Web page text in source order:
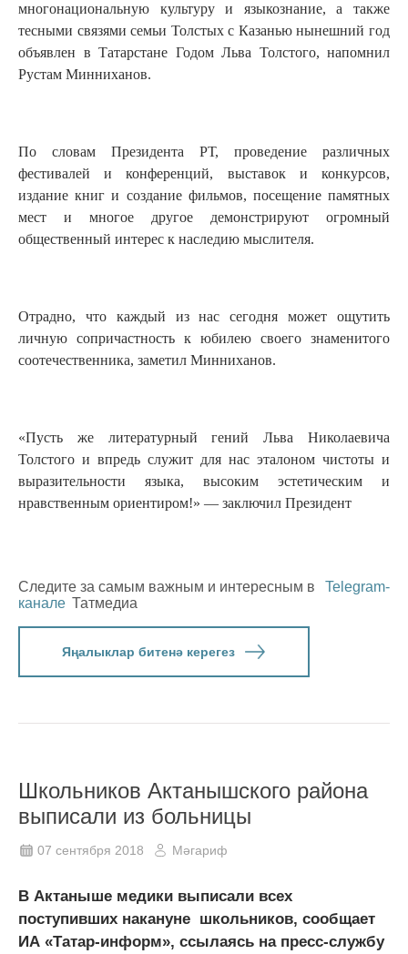
многонациональную культуру и языкознание, а также
тесными связями семьи Толстых с Казанью нынешний год
объявлен в Татарстане Годом Льва Толстого, напомнил
Рустам Минниханов.
По словам Президента РТ, проведение различных
фестивалей и конференций, выставок и конкурсов,
издание книг и создание фильмов, посещение памятных
мест и многое другое демонстрируют огромный
общественный интерес к наследию мыслителя.
Отрадно, что каждый из нас сегодня может ощутить
личную сопричастность к юбилею своего знаменитого
соотечественника, заметил Минниханов.
«Пусть же литературный гений Льва Николаевича
Толстого и впредь служит для нас эталоном чистоты и
выразительности языка, высоким эстетическим и
нравственным ориентиром!» — заключил Президент
Следите за самым важным и интересным в
Telegram-
канале Татмедиа
Яңалыклар битенә керегез
Школьников Актанышского района
выписали из больницы
07 сентября 2018 Мәгариф
В Актаныше медики выписали всех
поступивших накануне школьников, сообщает
ИА «Татар-информ», ссылаясь на пресс-службу